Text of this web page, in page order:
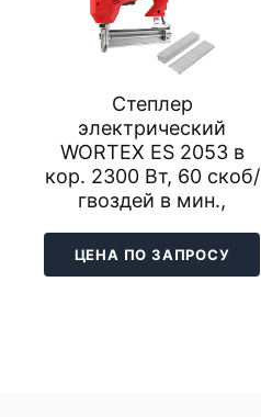
Степлер
электрический
WORTEX ES 2053 в
кор. 2300 Вт, 60 скоб/
гвоздей в мин.,
ЦЕНА ПО ЗАПРОСУ